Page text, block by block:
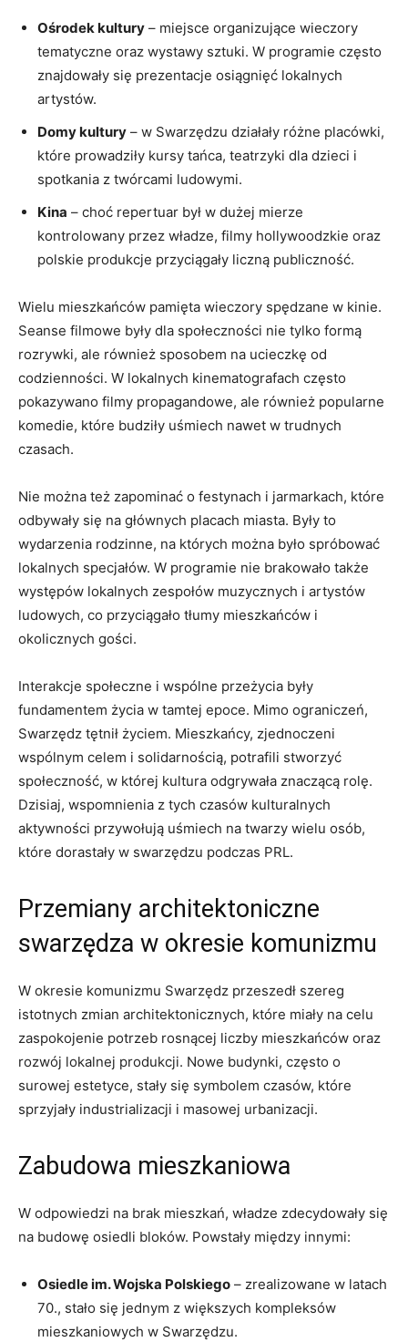
Ośrodek kultury – miejsce organizujące wieczory
tematyczne oraz wystawy sztuki. W programie często
znajdowały się prezentacje osiągnięć lokalnych
artystów.
Domy kultury – w Swarzędzu działały różne placówki,
które prowadziły kursy tańca, teatrzyki dla dzieci i
spotkania z twórcami ludowymi.
Kina – choć repertuar był w dużej mierze
kontrolowany przez władze, filmy hollywoodzkie oraz
polskie produkcje przyciągały liczną publiczność.
Wielu mieszkańców pamięta wieczory spędzane w kinie.
Seanse filmowe były dla społeczności nie tylko formą
rozrywki, ale również sposobem na ucieczkę od
codzienności. W lokalnych kinematografach często
pokazywano filmy propagandowe, ale również popularne
komedie, które budziły uśmiech nawet w trudnych
czasach.
Nie można też zapominać o festynach i jarmarkach, które
odbywały się na głównych placach miasta. Były to
wydarzenia rodzinne, na których można było spróbować
lokalnych specjałów. W programie nie brakowało także
występów lokalnych zespołów muzycznych i artystów
ludowych, co przyciągało tłumy mieszkańców i
okolicznych gości.
Interakcje społeczne i wspólne przeżycia były
fundamentem życia w tamtej epoce. Mimo ograniczeń,
Swarzędz tętnił życiem. Mieszkańcy, zjednoczeni
wspólnym celem i solidarnością, potrafili stworzyć
społeczność, w której kultura odgrywała znaczącą rolę.
Dzisiaj, wspomnienia z tych czasów kulturalnych
aktywności przywołują uśmiech na twarzy wielu osób,
które dorastały w swarzędzu podczas PRL.
Przemiany architektoniczne
swarzędza w okresie komunizmu
W okresie komunizmu Swarzędz przeszedł szereg
istotnych zmian architektonicznych, które miały na celu
zaspokojenie potrzeb rosnącej liczby mieszkańców oraz
rozwój lokalnej produkcji. Nowe budynki, często o
surowej estetyce, stały się symbolem czasów, które
sprzyjały industrializacji i masowej urbanizacji.
Zabudowa mieszkaniowa
W odpowiedzi na brak mieszkań, władze zdecydowały się
na budowę osiedli bloków. Powstały między innymi:
Osiedle im. Wojska Polskiego – zrealizowane w latach
70., stało się jednym z większych kompleksów
mieszkaniowych w Swarzędzu.